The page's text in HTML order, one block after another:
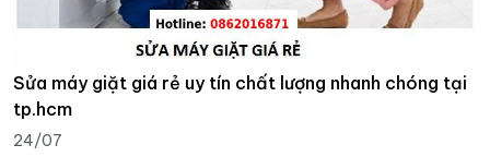
Sửa máy giặt giá rẻ uy tín chất lượng nhanh chóng tại
tp.hcm
24/07